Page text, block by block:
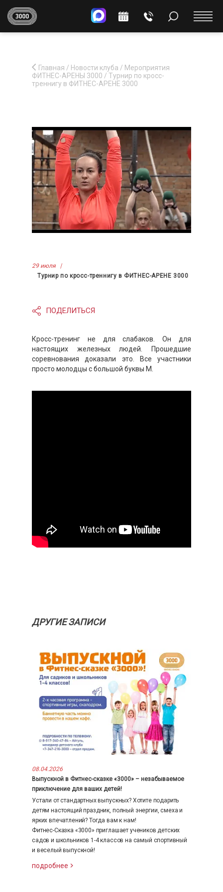
Главная / Новости клуба / Мероприятия
ФИТНЕС-АРЕНЫ 3000 / Турнир по кросс-
треннигу в ФИТНЕС-АРЕНЕ 3000
29 июля
Турнир по кросс-треннигу в ФИТНЕС-АРЕНЕ 3000
ПОДЕЛИТЬСЯ
Кросс-тренинг не для слабаков. Он для
настоящих железных людей. Прошедшие
соревнования доказали это. Все участники
просто молодцы с большой буквы М.
ДРУГИЕ ЗАПИСИ
08.04.2026
Выпускной в Фитнес-сказке «3000» – незабываемое
приключение для ваших детей!
Устали от стандартных выпускных? Хотите подарить
детям настоящий праздник, полный энергии, смеха и
ярких впечатлений? Тогда вам к нам!
Фитнес-Сказка «3000» приглашает учеников детских
садов и школьников 1-4 классов на самый спортивный
и веселый выпускной!
подробнее